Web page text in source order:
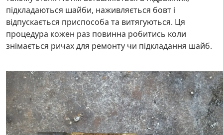
підкладаються шайби, наживляється бовт і
відпускається приспособа та витягуються. Ця
процедура кожен раз повинна робитись коли
знімається ричах для ремонту чи підкладання шайб.